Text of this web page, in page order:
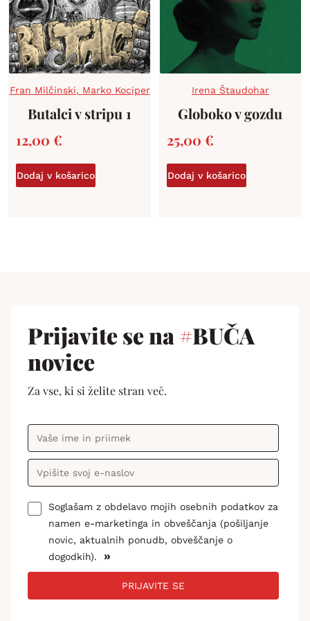
Fran Milčinski, Marko Kociper
Butalci v stripu 1
12,00 €
Dodaj v košarico
Irena Štaudohar
Globoko v gozdu
25,00 €
Dodaj v košarico
Prijavite se na#BUČA
novice
Za vse, ki si želite stran več.
Soglašam z obdelavo mojih osebnih podatkov za
namen e-marketinga in obveščanja (pošiljanje
novic, aktualnih ponudb, obveščanje o
dogodkih).
»
PRIJAVITE SE